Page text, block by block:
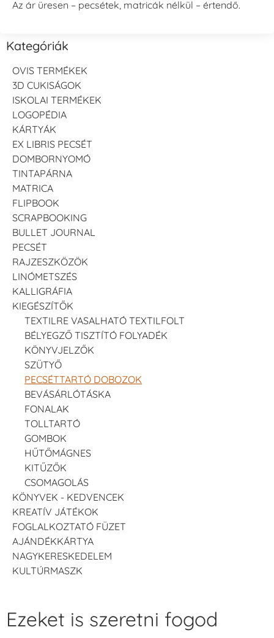
Az ár üresen – pecsétek, matricák nélkül – értendő.
Kategóriák
OVIS TERMÉKEK
3D CUKISÁGOK
ISKOLAI TERMÉKEK
LOGOPÉDIA
KÁRTYÁK
EX LIBRIS PECSÉT
DOMBORNYOMÓ
TINTAPÁRNA
MATRICA
FLIPBOOK
SCRAPBOOKING
BULLET JOURNAL
PECSÉT
RAJZESZKÖZÖK
LINÓMETSZÉS
KALLIGRÁFIA
KIEGÉSZÍTŐK
TEXTILRE VASALHATÓ TEXTILFOLT
BÉLYEGZŐ TISZTÍTÓ FOLYADÉK
KÖNYVJELZŐK
SZÜTYŐ
PECSÉTTARTÓ DOBOZOK
BEVÁSÁRLÓTÁSKA
FONALAK
TOLLTARTÓ
GOMBOK
HŰTŐMÁGNES
KITŰZŐK
CSOMAGOLÁS
KÖNYVEK - KEDVENCEK
KREATÍV JÁTÉKOK
FOGLALKOZTATÓ FÜZET
AJÁNDÉKKÁRTYA
NAGYKERESKEDELEM
KULTÚRMASZK
Ezeket is szeretni fogod